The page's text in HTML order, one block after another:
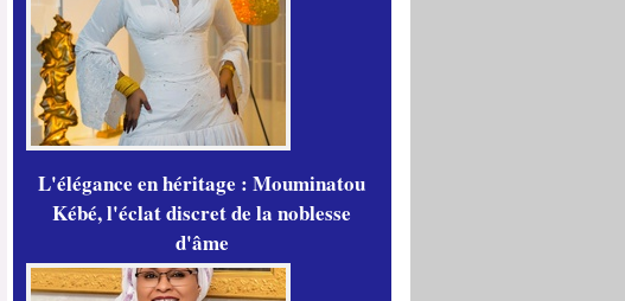
L'élégance en héritage : Mouminatou
Kébé, l'éclat discret de la noblesse
d'âme